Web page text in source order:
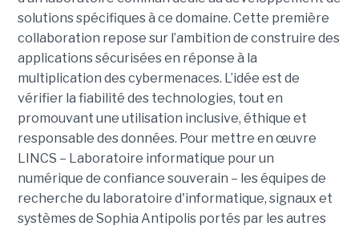
solutions spécifiques à ce domaine. Cette première
collaboration repose sur l’ambition de construire des
applications sécurisées en réponse à la
multiplication des cybermenaces. L’idée est de
vérifier la fiabilité des technologies, tout en
promouvant une utilisation inclusive, éthique et
responsable des données. Pour mettre en œuvre
LINCS – Laboratoire informatique pour un
numérique de confiance souverain – les équipes de
recherche du laboratoire d'informatique, signaux et
systèmes de Sophia Antipolis portés par les autres